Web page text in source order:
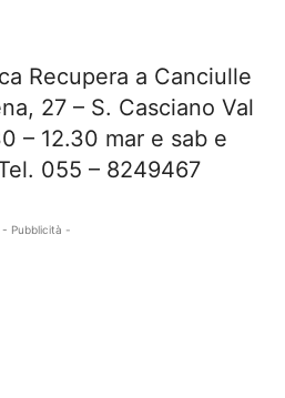
Recupera a Canciulle
27 – S. Casciano Val
– 12.30 mar e sab e
055 – 8249467
- Pubblicità -